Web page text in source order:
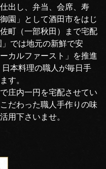
出し、弁当、会席、寿
園」として酒田市をはじ
町（一部秋田）まで宅配
では地元の新鮮で安
カルファースト」を推進
本料理の職人が毎日手
す。
庄内一円を宅配させてい
だわった職人手作りの味
用下さいませ。